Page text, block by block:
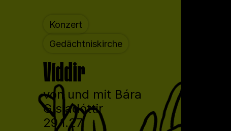
Konzert
Gedächtniskirche
Víddir
von und mit Bára
Gísladóttir
29.1.27